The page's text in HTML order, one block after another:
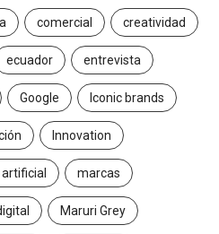
comercial creatividad
ecuador entrevista
Google Iconic brands
Innovation
marcas
Maruri Grey